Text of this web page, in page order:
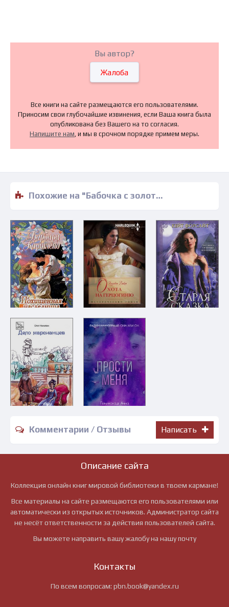
Вы автор?
Жалоба
Все книги на сайте размещаются его пользователями.
Приносим свои глубочайшие извинения, если Ваша книга была
опубликована без Вашего на то согласия.
Напишите нам , и мы в срочном порядке примем меры.
Похожие на "Бабочка с золотыми крыльями - Ольга Волошина" книги читать бесплатно полные версии
Комментарии / Отзывы Написать
Описание сайта
Коллекция онлайн книг мировой библиотеки в твоем кармане!
Все материалы на сайте размещаются его пользователями или
автоматически из открытых источников. Администратор сайта
не несёт ответственности за действия пользователей сайта.
Вы можете направить вашу жалобу на нашу почту
Контакты
По всем вопросам: pbn.book@yandex.ru